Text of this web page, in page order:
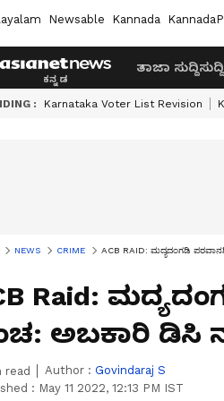
Newsable Kannada
ತಾಜಾ ಸುದ್ದಿಸುದ್ದಿ
: Karnataka Voter List Revision
NEWS CRIME ACB RAID: ಮದ್ಯದಂಗಡಿ
Raid:
ಅಬಕಾರಿ ಡಿಸಿ
read Author : Govindaraj S
: May 11 2022, 12:13 PM IST